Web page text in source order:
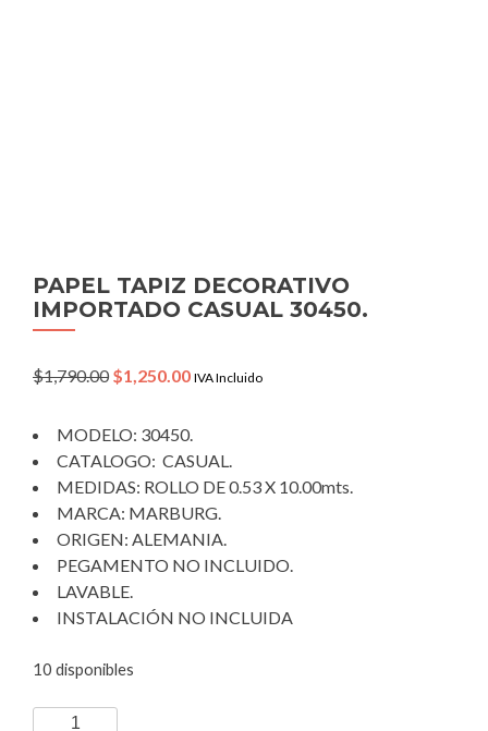
PAPEL TAPIZ DECORATIVO
IMPORTADO CASUAL 30450.
$1,790.00 Original
$1,790.00.
$1,250.00Current
$1,250.00.
IVA Incluido
MODELO: 30450.
CATALOGO: CASUAL.
MEDIDAS: ROLLO DE 0.53 X 10.00mts.
MARCA: MARBURG.
ORIGEN: ALEMANIA.
PEGAMENTO NO INCLUIDO.
LAVABLE.
INSTALACIÓN NO INCLUIDA
10 disponibles
PAPEL